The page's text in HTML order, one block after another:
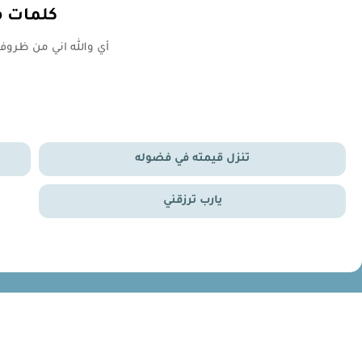
كلمات
أي والله اني من
تنزل قيمته في فضوله
يارب ترزقني